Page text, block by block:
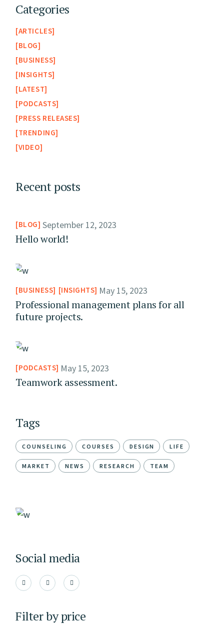
Categories
ARTICLES
BLOG
BUSINESS
INSIGHTS
LATEST
PODCASTS
PRESS RELEASES
TRENDING
VIDEO
Recent posts
BLOG September 12, 2023
Hello world!
BUSINESS INSIGHTS May 15, 2023
Professional management plans for all
future projects.
PODCASTS May 15, 2023
Teamwork assessment.
Tags
COUNSELING COURSES DESIGN LIFE
MARKET NEWS RESEARCH TEAM
Social media
Filter by price